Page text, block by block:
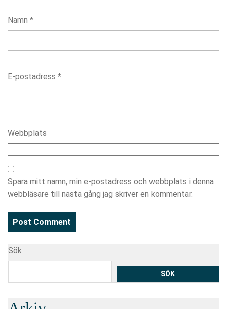
Namn *
E-postadress *
Webbplats
Spara mitt namn, min e-postadress och webbplats i denna
webbläsare till nästa gång jag skriver en kommentar.
Sök
SÖK